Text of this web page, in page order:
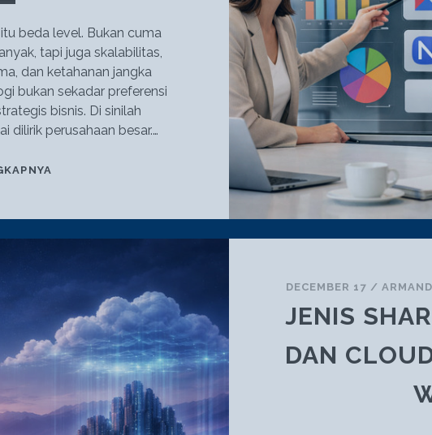
beda level. Bukan cuma
tapi juga skalabilitas,
dan ketahanan jangka
bukan sekadar preferensi
bisnis. Di sinilah
perusahaan besar.…
ENTERPRISE
DECEMBER 17 /
JENIS
DAN